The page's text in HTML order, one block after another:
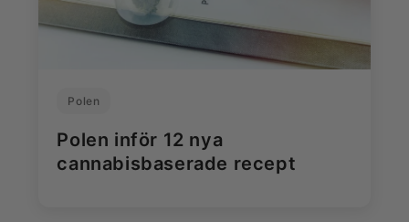
Polen
Polen inför 12 nya
cannabisbaserade recept